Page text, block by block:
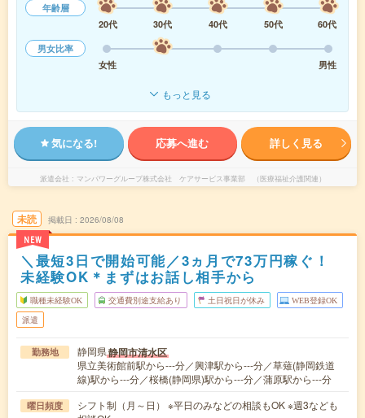
年齢層
20代
30代 40代 50代
60代
男女比率
女性
男性
もっと見る
気になる! 応募へ進む 詳しく見る
派遣会社 マンパワーグループ株式会社 ケアサービス事業部 （医療福祉介護関連）
未読
NEW
掲載日 2026/08/08
＼最短3日で開始可能／3ヵ月で73万円稼ぐ！
未経験OK＊まずはお話し相手から
職種未経験OK 交通費別途支給あり 土日祝日が休み WEB登録OK
派遣
勤務地 静岡県静岡市清水区
県立美術館前駅から---分／興津駅から---分／草薙(静岡鉄道
線)駅から---分／桜橋(静岡県)駅から---分／蒲原駅から---分
曜日頻度
シフト制（月～日） ※平日のみなどの相談もOK ※週3なども